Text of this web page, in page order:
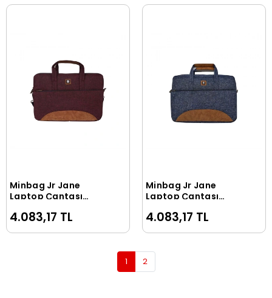
Sepete Ekle
Minbag Jr Jane
Laptop Çantası
4.083,17 TL
Sepete Ekle
Minbag Jr Jane
Laptop Çantası
06
4.083,17 TL
1 2